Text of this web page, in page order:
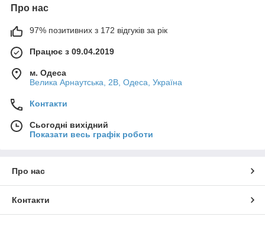
Про нас
97% позитивних з 172 відгуків за рік
Працює з 09.04.2019
м. Одеса
Велика Арнаутська, 2В, Одеса, Україна
Контакти
Сьогодні вихідний
Показати весь графік роботи
Про нас
Контакти